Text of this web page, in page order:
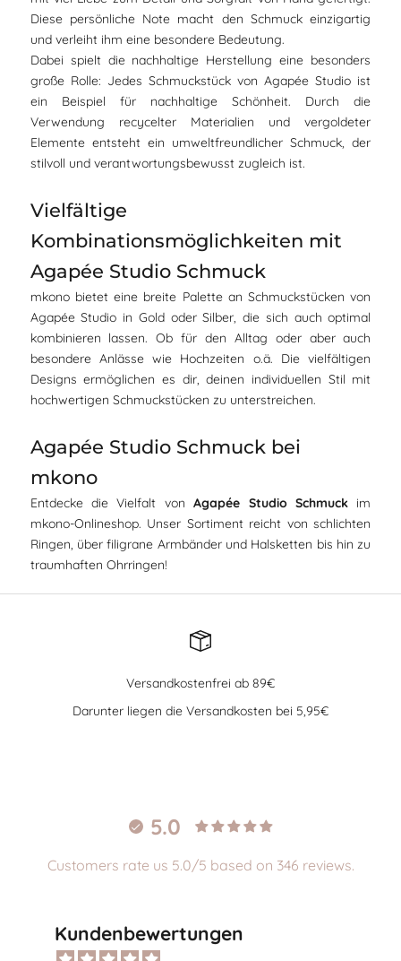
Diese persönliche Note macht den Schmuck einzigartig
und verleiht ihm eine besondere Bedeutung.
Dabei spielt die nachhaltige Herstellung eine besonders
große Rolle: Jedes Schmuckstück von Agapée Studio ist
ein Beispiel für nachhaltige Schönheit. Durch die
Verwendung recycelter Materialien und vergoldeter
Elemente entsteht ein umweltfreundlicher Schmuck, der
stilvoll und verantwortungsbewusst zugleich ist.
Vielfältige
Kombinationsmöglichkeiten mit
Agapée Studio Schmuck
mkono bietet eine breite Palette an Schmuckstücken von
Agapée Studio in Gold oder Silber, die sich auch optimal
kombinieren lassen. Ob für den Alltag oder aber auch
besondere Anlässe wie Hochzeiten o.ä. Die vielfältigen
Designs ermöglichen es dir, deinen individuellen Stil mit
hochwertigen Schmuckstücken zu unterstreichen.
Agapée Studio Schmuck bei
mkono
Entdecke die Vielfalt vonAgapée Studio Schmuck im
mkono-Onlineshop. Unser Sortiment reicht von schlichten
Ringen, über filigrane Armbänder und Halsketten bis hin zu
traumhaften Ohrringen!
Versandkostenfrei ab 89€
Darunter liegen die Versandkosten bei 5,95€
5.0
Customers rate us 5.0/5 based on 346 reviews.
Kundenbewertungen